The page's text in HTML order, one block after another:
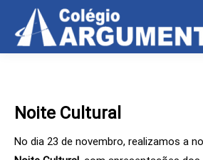
Noite Cultural
No dia 23 de novembro, realizamos a